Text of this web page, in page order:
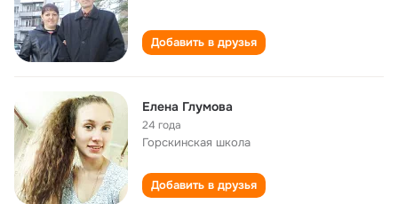
Добавить в друзья
Елена Глумова
24 года
Горскинская школа
Добавить в друзья